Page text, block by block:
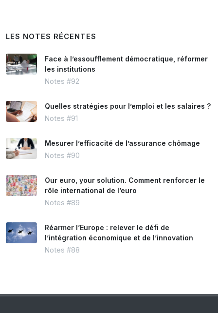
LES NOTES RÉCENTES
Face à l’essoufflement démocratique, réformer
les institutions
Notes #92
Quelles stratégies pour l’emploi et les salaires ?
Notes #91
Mesurer l’efficacité de l’assurance chômage
Notes #90
Our euro, your solution. Comment renforcer le
rôle international de l’euro
Notes #89
Réarmer l’Europe : relever le défi de
l’intégration économique et de l’innovation
Notes #88